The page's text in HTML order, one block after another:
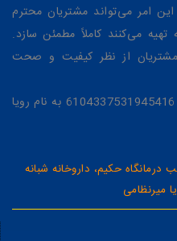
امر می‌تواند مشتریان محترم
می‌کنند کاملاً مطمئن سازد.
از نظر کیفیت و صحت
شماره کارت جهت خرید محصولات : 6104337531945416 به نام رویا
حکیم، داروخانه شبانه
میرنظامی